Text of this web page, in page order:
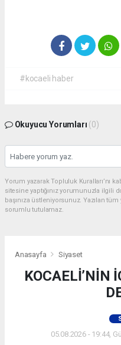
#kocaeli haber
Okuyucu Yorumları (0)
Yorum yazarak Topluluk Kuralları’nı
sitesine yaptığınız yorumunuzla ilgili
başınıza üstleniyorsunuz. Yazılan
sorumlu tutulamaz.
Anasayfa Siyaset
KOCAELİ’NİN
05.08.2026 - 19:44,